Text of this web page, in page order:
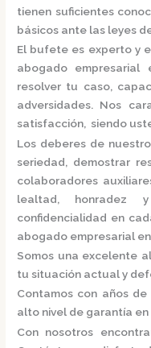
tienen suficientes
básicos ante las leyes
El bufete es experto y
abogado empresarial
resolver tu caso,
adversidades. Nos
satisfacción, siendo
Los deberes de
seriedad, demostrar
colaboradores
lealtad,
confidencialidad en
abogado empresarial
Somos una excelente
tu situación actual y
Contamos con años
alto nivel de garantía
Con nosotros